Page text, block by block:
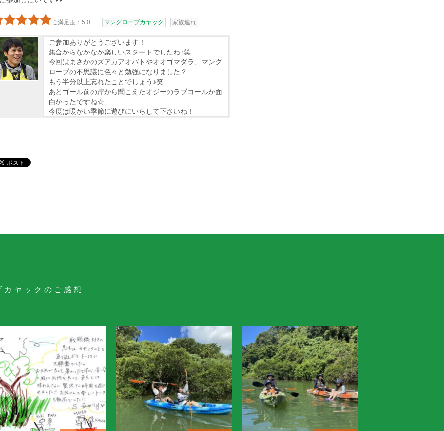
ご満足度：5.0 マングローブカヤック 家族連れ
ご参加ありがとうございます！
集合からなかなか楽しいスタートでしたね♪笑
今回はまさかのズアカアオバトやオオゴマダラ、マング
ローブの不思議に色々と勉強になりました？
もう半分以上忘れたことでしょう♪笑
あとゴール前の岸から聞こえたオジーのラブコールが面
白かったですね☆
今度は暖かい季節に遊びにいらして下さいね！
カヤックのご感想